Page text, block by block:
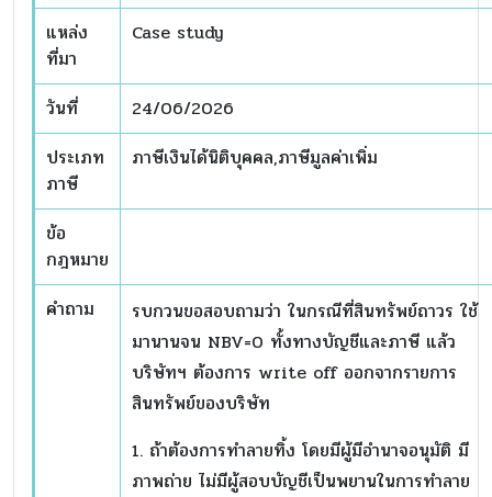
แหล่ง
ที่มา
Case study
วันที่
24/06/2026
ประเภท
ภาษี
ภาษีเงินได้นิติบุคคล,ภาษีมูลค่าเพิ่ม
ข้อ
กฎหมาย
คำถาม
รบกวนขอสอบถามว่า ในกรณีที่สินทรัพย์ถาวร ใช้
มานานจน NBV=0 ทั้งทางบัญชีและภาษี แล้ว
บริษัทฯ ต้องการ write off ออกจากรายการ
สินทรัพย์ของบริษัท
1. ถ้าต้องการทำลายทิ้ง โดยมีผู้มีอำนาจอนุมัติ มี
ภาพถ่าย ไม่มีผู้สอบบัญชีเป็นพยานในการทำลาย